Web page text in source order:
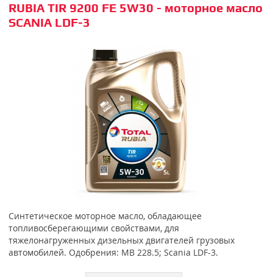
RUBIA TIR 9200 FE 5W30 - моторное масло
SCANIA LDF-3
Синтетическое моторное масло, обладающее
топливосберегающими свойствами, для
тяжелонагруженных дизельных двигателей грузовых
автомобилей. Одобрения: MB 228.5; Scania LDF-3.